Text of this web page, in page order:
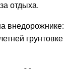
отдыха.
внедорожнике:
грунтовке